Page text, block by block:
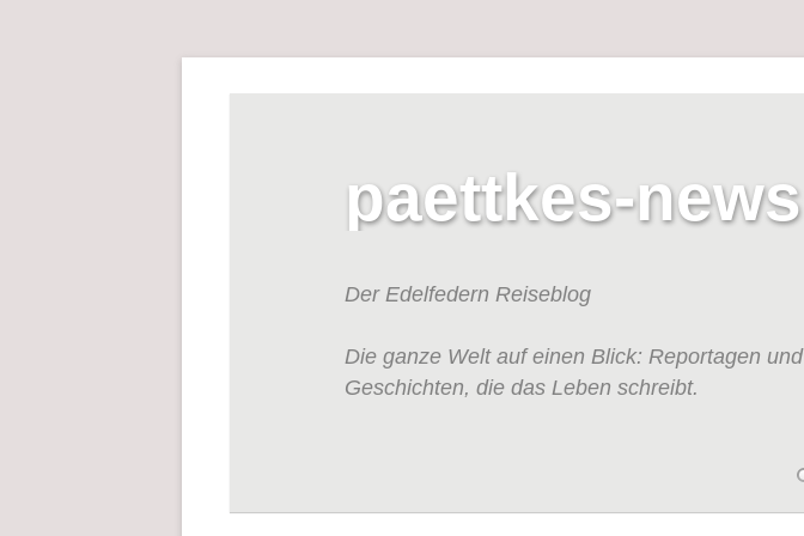
paettkes-news
Der Edelfedern Reiseblog
Die ganze Welt auf einen Blick: Reportagen und
Geschichten, die das Leben schreibt.